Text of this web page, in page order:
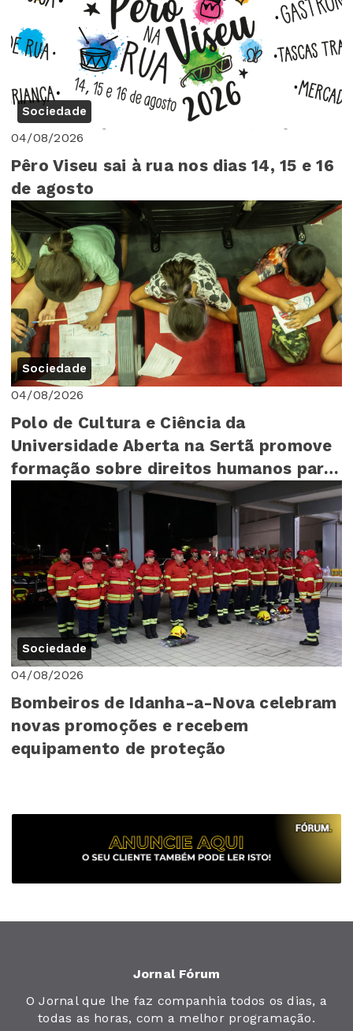
Sociedade
04/08/2026
Pêro Viseu sai à rua nos dias 14, 15 e 16
de agosto
Sociedade
04/08/2026
Polo de Cultura e Ciência da
Universidade Aberta na Sertã promove
formação sobre direitos humanos para
mais de 140 cr...
Sociedade
04/08/2026
Bombeiros de Idanha-a-Nova celebram
novas promoções e recebem
equipamento de proteção
Jornal Fórum
O Jornal que lhe faz companhia todos os dias, a
todas as horas, com a melhor programação.